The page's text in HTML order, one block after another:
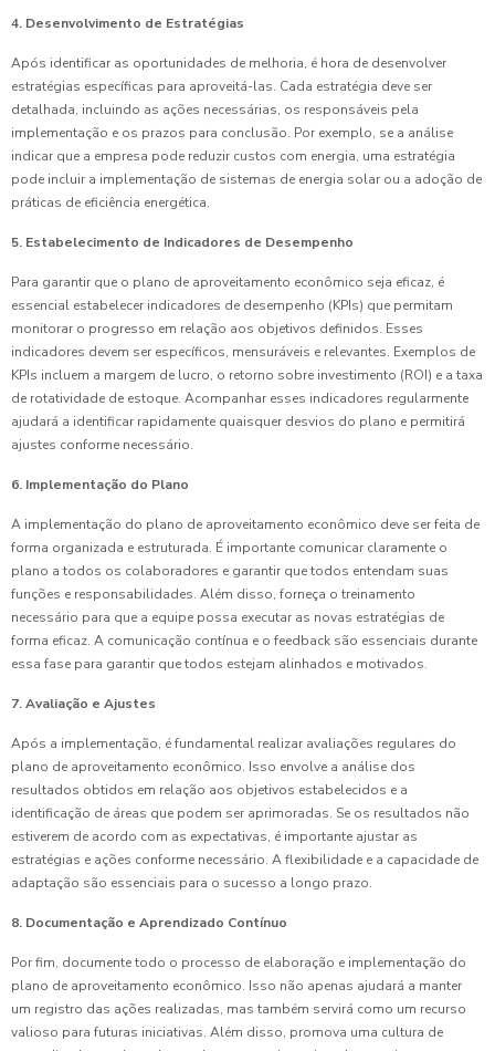
4. Desenvolvimento de Estratégias
Após identificar as oportunidades de melhoria, é hora de desenvolver
estratégias específicas para aproveitá-las. Cada estratégia deve ser
detalhada, incluindo as ações necessárias, os responsáveis pela
implementação e os prazos para conclusão. Por exemplo, se a análise
indicar que a empresa pode reduzir custos com energia, uma estratégia
pode incluir a implementação de sistemas de energia solar ou a adoção de
práticas de eficiência energética.
5. Estabelecimento de Indicadores de Desempenho
Para garantir que o plano de aproveitamento econômico seja eficaz, é
essencial estabelecer indicadores de desempenho (KPIs) que permitam
monitorar o progresso em relação aos objetivos definidos. Esses
indicadores devem ser específicos, mensuráveis e relevantes. Exemplos de
KPIs incluem a margem de lucro, o retorno sobre investimento (ROI) e a taxa
de rotatividade de estoque. Acompanhar esses indicadores regularmente
ajudará a identificar rapidamente quaisquer desvios do plano e permitirá
ajustes conforme necessário.
6. Implementação do Plano
A implementação do plano de aproveitamento econômico deve ser feita de
forma organizada e estruturada. É importante comunicar claramente o
plano a todos os colaboradores e garantir que todos entendam suas
funções e responsabilidades. Além disso, forneça o treinamento
necessário para que a equipe possa executar as novas estratégias de
forma eficaz. A comunicação contínua e o feedback são essenciais durante
essa fase para garantir que todos estejam alinhados e motivados.
7. Avaliação e Ajustes
Após a implementação, é fundamental realizar avaliações regulares do
plano de aproveitamento econômico. Isso envolve a análise dos
resultados obtidos em relação aos objetivos estabelecidos e a
identificação de áreas que podem ser aprimoradas. Se os resultados não
estiverem de acordo com as expectativas, é importante ajustar as
estratégias e ações conforme necessário. A flexibilidade e a capacidade de
adaptação são essenciais para o sucesso a longo prazo.
8. Documentação e Aprendizado Contínuo
Por fim, documente todo o processo de elaboração e implementação do
plano de aproveitamento econômico. Isso não apenas ajudará a manter
um registro das ações realizadas, mas também servirá como um recurso
valioso para futuras iniciativas. Além disso, promova uma cultura de